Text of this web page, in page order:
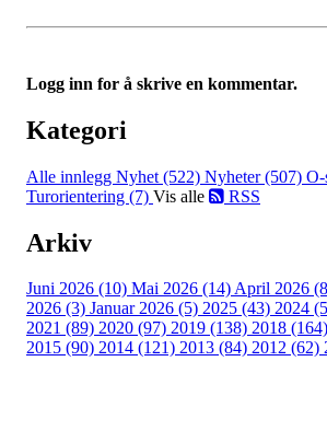
Logg inn for å skrive en kommentar.
Kategori
Alle innlegg Nyhet (522) Nyheter (507) O-
Turorientering (7) Vis alle RSS
Arkiv
Juni 2026 (10) Mai 2026 (14)April 2026
2026 (3) Januar 2026 (5) 2025 (43) 2024
2021 (89) 2020 (97) 2019 (138) 2018 (164)
2015 (90) 2014 (121) 2013 (84) 2012 (62)